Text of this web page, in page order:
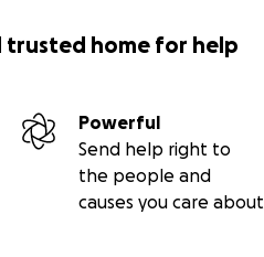
trusted home for help
Powerful
Send help right to
the people and
causes you care about